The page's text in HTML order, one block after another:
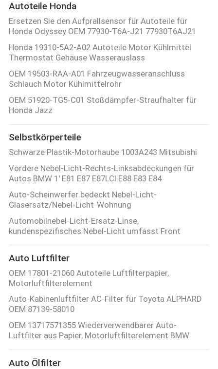
Autoteile Honda
Ersetzen Sie den Aufprallsensor für Autoteile für
Honda Odyssey OEM 77930-T6A-J21 77930T6AJ21
Honda 19310-5A2-A02 Autoteile Motor Kühlmittel
Thermostat Gehäuse Wasserauslass
OEM 19503-RAA-A01 Fahrzeugwasseranschluss
Schlauch Motor Kühlmittelrohr
OEM 51920-TG5-C01 Stoßdämpfer-Straufhalter für
Honda Jazz
Selbstkörperteile
Schwarze Plastik-Motorhaube 1003A243 Mitsubishi
Vordere Nebel-Licht-Rechts-Linksabdeckungen für
Autos BMW 1' E81 E87 E87LCI E88 E83 E84
Auto-Scheinwerfer bedeckt Nebel-Licht-
Glasersatz/Nebel-Licht-Wohnung
Automobilnebel-Licht-Ersatz-Linse,
kundenspezifisches Nebel-Licht umfasst Front
Auto Luftfilter
OEM 17801-21060 Autoteile Luftfilterpapier,
Motorluftfilterelement
Auto-Kabinenluftfilter AC-Filter für Toyota ALPHARD
OEM 87139-58010
OEM 13717571355 Wiederverwendbarer Auto-
Luftfilter aus Papier, Motorluftfilterelement BMW
Auto Ölfilter